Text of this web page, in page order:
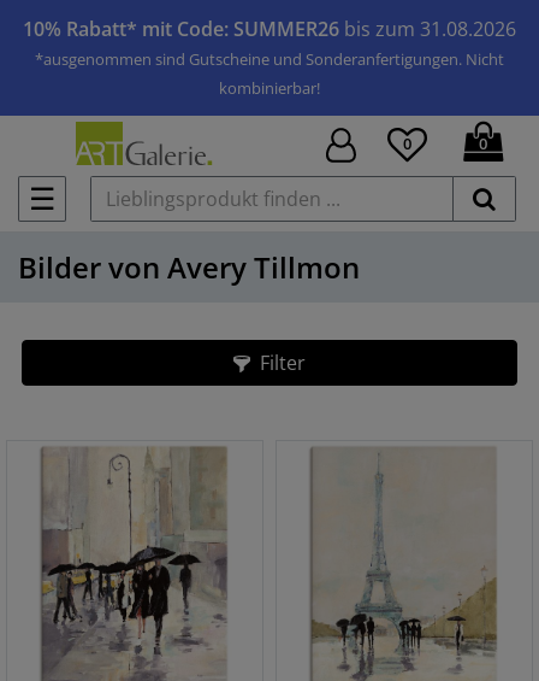
10% Rabatt* mit Code: SUMMER26 bis zum 31.08.2026
*ausgenommen sind Gutscheine und Sonderanfertigungen. Nicht
kombinierbar!
☰
0 0
Bilder von Avery Tillmon
Filter